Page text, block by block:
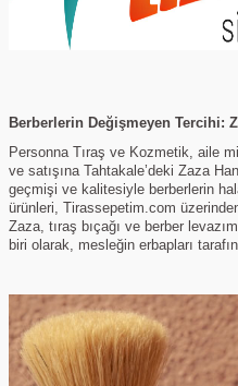
Berberlerin Değişmeyen Tercihi:
Personna Tıraş ve Kozmetik, aile
ve satışına Tahtakale’deki Zaza
geçmişi ve kalitesiyle berberlerin
ürünleri, Tirassepetim.com
Zaza, tıraş bıçağı ve berber
biri olarak, mesleğin erbapları